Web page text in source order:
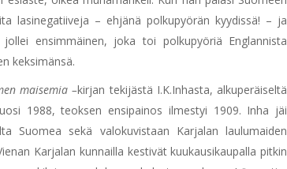
lasinegatiiveja – ehjänä polkupyörän kyydissä! – ja
ensimmäinen, joka toi polkupyöriä Englannista
keksimänsä.
maisemia –kirjan tekijästä I.K.Inhasta, alkuperäiseltä
1988, teoksen ensipainos ilmestyi 1909. Inha jäi
Suomea sekä valokuvistaan Karjalan laulumaiden
Karjalan kunnailla kestivät kuukausikaupalla pitkin